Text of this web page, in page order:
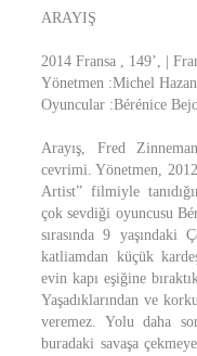
ARAYIŞ
2014 Fransa , 149’, |
Yönetmen :Michel
Oyuncular :Bérénice
Arayış, Fred
cevrimi. Yönetmen,
Artist” filmiyle
çok sevdiği oyuncusu
sırasında 9 yaşındaki
katliamdan küçük
evin kapı eşiğine
Yaşadıklarından ve
veremez. Yolu daha
buradaki savaşa